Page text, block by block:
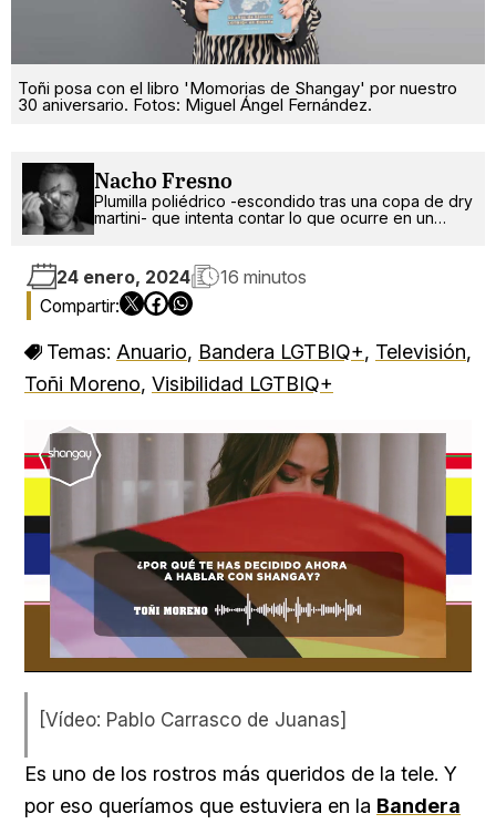
Toñi posa con el libro 'Momorias de Shangay' por nuestro
30 aniversario. Fotos: Miguel Ángel Fernández.
Nacho Fresno
Plumilla poliédrico -escondido tras una copa de dry
martini- que intenta contar lo que ocurre en un
24 enero, 2024 16 minutos
Temas: Anuario, Bandera LGTBIQ+, Televisión,
Toñi Moreno, Visibilidad LGTBIQ+
Unmute Loaded:
100.00%
[Vídeo: Pablo Carrasco de Juanas]
Es uno de los rostros más queridos de la tele. Y
por eso queríamos que estuviera en la Bandera